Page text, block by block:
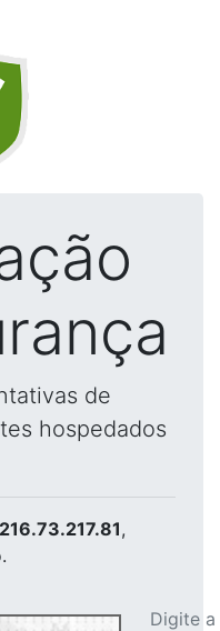
de
hospedados
216.73.217.81,
Digite